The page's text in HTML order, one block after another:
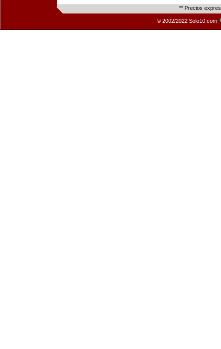
** Precios
© 2002/2022 Solo10.com